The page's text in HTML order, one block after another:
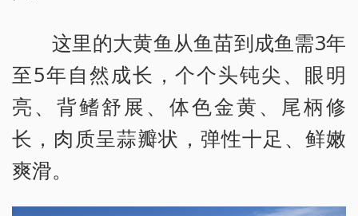
这里的大黄鱼从鱼苗到成鱼需3年
至5年自然成长，个个头钝尖、眼明
亮、背鳍舒展、体色金黄、尾柄修
长，肉质呈蒜瓣状，弹性十足、鲜嫩
爽滑。